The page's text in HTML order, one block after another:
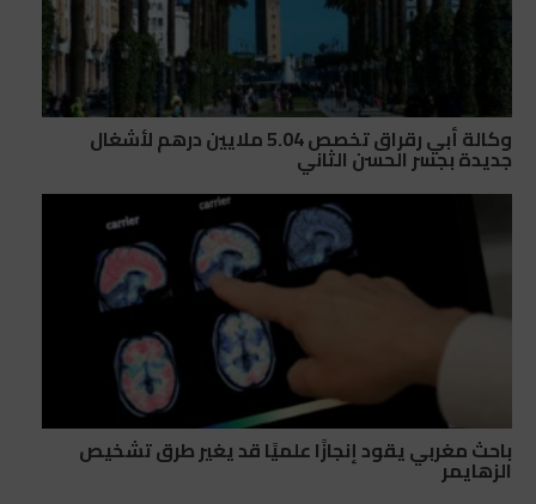
وكالة أبي رقراق تخصص 5.04 ملايين درهم لأشغال
جديدة بجسر الحسن الثاني
باحث مغربي يقود إنجازًا علميًا قد يغير طرق تشخيص
الزهايمر